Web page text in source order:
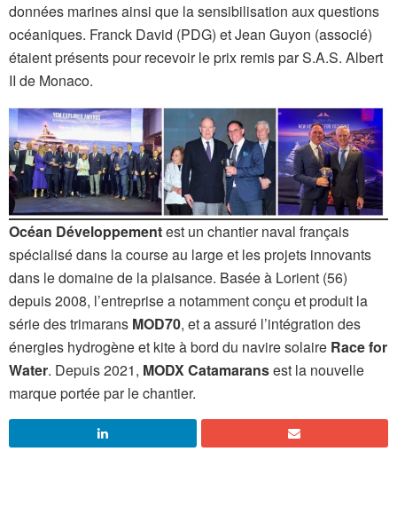
données marines ainsi que la sensibilisation aux questions
océaniques. Franck David (PDG) et Jean Guyon (associé)
étaient présents pour recevoir le prix remis par S.A.S. Albert
II de Monaco.
Océan Développementest un chantier naval français
spécialisé dans la course au large et les projets innovants
dans le domaine de la plaisance. Basée à Lorient (56)
depuis 2008, l’entreprise a notamment conçu et produit la
série des trimarans MOD70, et a assuré l’intégration des
énergies hydrogène et kite à bord du navire solaire Race for
Water. Depuis 2021, MODX Catamaransest la nouvelle
marque portée par le chantier.